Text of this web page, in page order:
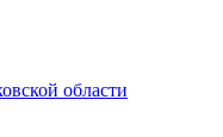
области